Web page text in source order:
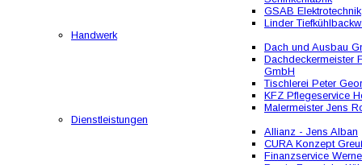
GSAB Elektrotechnik
Linder
Handwerk
Dach und Ausbau
Dachdeckermeister
GmbH
Tischlerei Peter
KFZ Pflegeservice
Malermeister Jens
Dienstleistungen
Allianz - Jens Alban
CURA Konzept
Finanzservice